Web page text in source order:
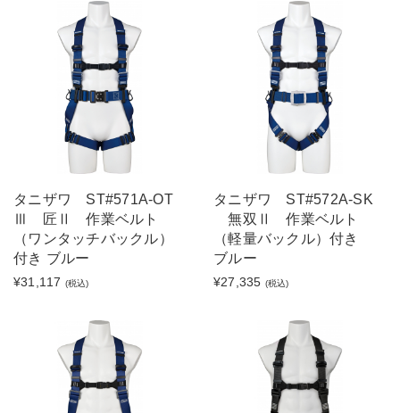
タニザワ ST#571A-OT
Ⅲ 匠Ⅱ 作業ベルト
（ワンタッチバックル）
付き ブルー
¥31,117 (税込)
タニザワ ST#572A-SK
無双Ⅱ 作業ベルト
（軽量バックル）付き
ブルー
¥27,335 (税込)